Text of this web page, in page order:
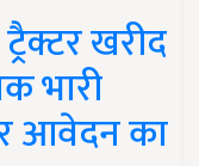
खरीद
भारी
आवेदन का